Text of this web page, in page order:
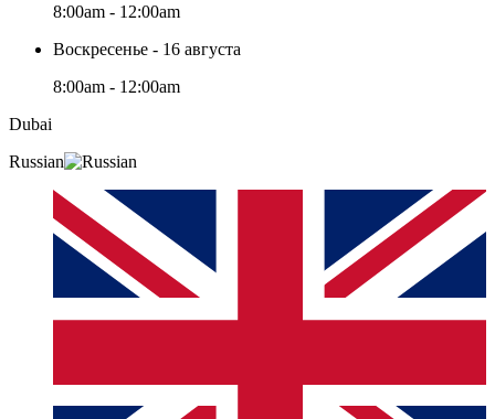
8:00am - 12:00am
Воскресенье - 16 августа
8:00am - 12:00am
Dubai
Russian